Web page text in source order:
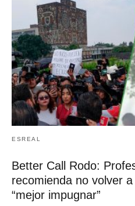
ESREAL
Better Call Rodo:
recomienda no volver
“mejor impugnar”